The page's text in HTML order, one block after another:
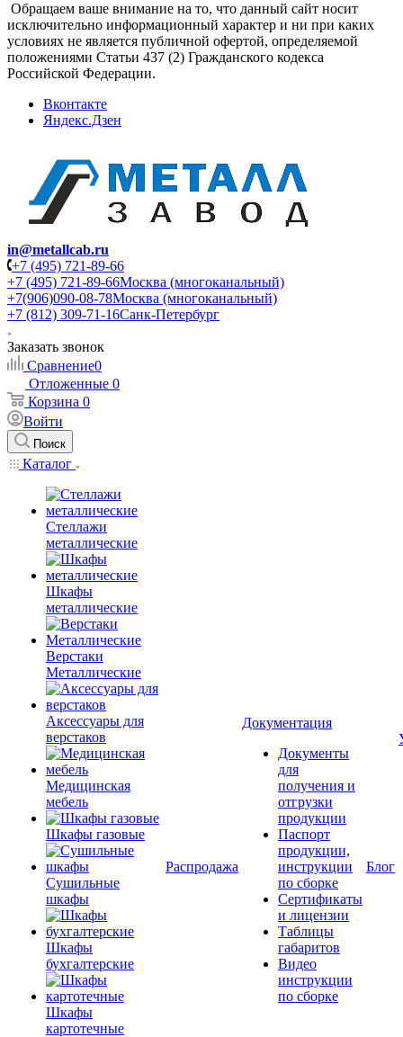
Обращаем ваше внимание на то, что данный сайт носит
исключительно информационный характер и ни при каких
условиях не является публичной офертой, определяемой
положениями Статьи 437 (2) Гражданского кодекса
Российской Федерации.
Вконтакте
Яндекс.Дзен
in@metallcab.ru
+7 (495) 721-89-66
+7 (495) 721-89-66Москва (многоканальный)
+7(906)090-08-78Москва (многоканальный)
+7 (812) 309-71-16Санк-Петербург
Заказать звонок
Сравнение0
Отложенные 0
Корзина 0
Войти
Поиск
Каталог
Стеллажи
металлические
Шкафы
металлические
Верстаки
Металлические
Аксессуары для
верстаков
Медицинская
мебель
Шкафы газовые
Сушильные
шкафы
Шкафы
бухгалтерские
Шкафы
картотечные
Распродажа
Документация
Документы
для
получения и
отгрузки
продукции
Паспорт
продукции,
инструкции
по сборке
Сертификаты
и лицензии
Таблицы
габаритов
Видео
инструкции
по сборке
Блог